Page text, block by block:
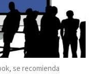
se recomienda